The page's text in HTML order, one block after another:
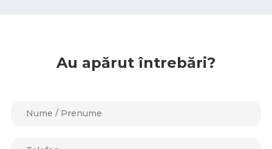
Au apărut întrebări?